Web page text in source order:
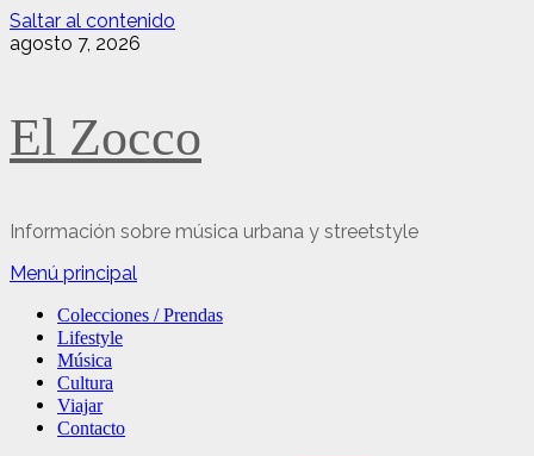
Saltar al contenido
agosto 7, 2026
El Zocco
Información sobre música urbana y streetstyle
Menú principal
Colecciones / Prendas
Lifestyle
Música
Cultura
Viajar
Contacto